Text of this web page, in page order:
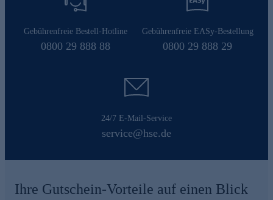
Gebührenfreie Bestell-Hotline
0800 29 888 88
Gebührenfreie EASy-Bestellung
0800 29 888 29
24/7 E-Mail-Service
service@hse.de
Ihre Gutschein-Vorteile auf einen Blick